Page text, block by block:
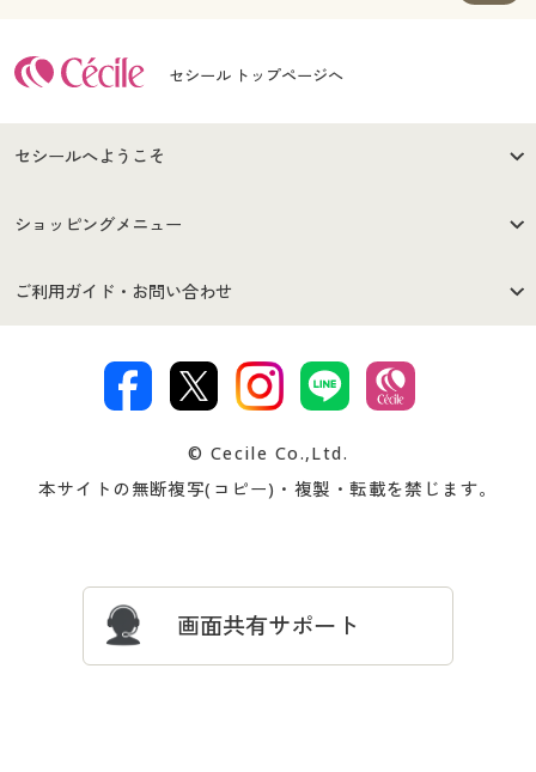
セシール トップページへ
セシールへようこそ
はじめての方へ
セシールご利用規約
著作権・商標について 会社案内
ショッピングメニュー
商品カテゴリ
プレゼント＆キャンペーン サイトマップ
ご利用ガイド・お問い合わせ
交換・返品は お支払は
ついて
忘れの場合
© Cecile Co.,Ltd.
本サイトの無断複写(コピー)・複製・転載を禁じます。
画面共有サポート